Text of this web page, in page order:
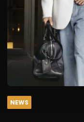
NEWS